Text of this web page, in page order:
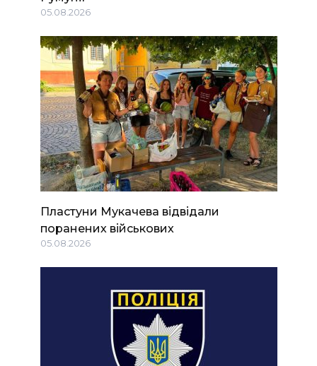
05.08.2026
Пластуни Мукачева відвідали
поранених військових
05.08.2026